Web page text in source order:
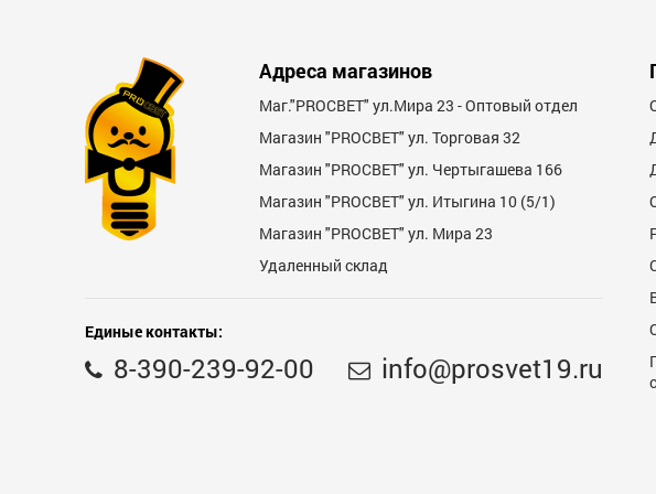
Недостатки
Адреса магазинов
Маг."PROСВЕТ" ул.Мира 23 - Оптовый отдел
Магазин "PROСВЕТ" ул. Торговая 32
Магазин "PROCBET" ул. Чертыгашева 166
Магазин "PROCBET" ул. Итыгина 10 (5/1)
Магазин "PROСВЕТ" ул. Мира 23
Удаленный склад
Единые контакты:
8-390-239-92-00 info@prosvet19.ru